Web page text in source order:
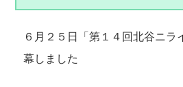
６月２５日「第１４回北谷ニ
幕しました